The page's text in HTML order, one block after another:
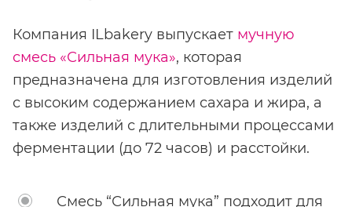
Компания ILbakery выпускает мучную
смесь «Сильная мука», которая
предназначена для изготовления изделий
с высоким содержанием сахара и жира, а
также изделий с длительными процессами
ферментации (до 72 часов) и расстойки.
Смесь “Сильная мука” подходит для